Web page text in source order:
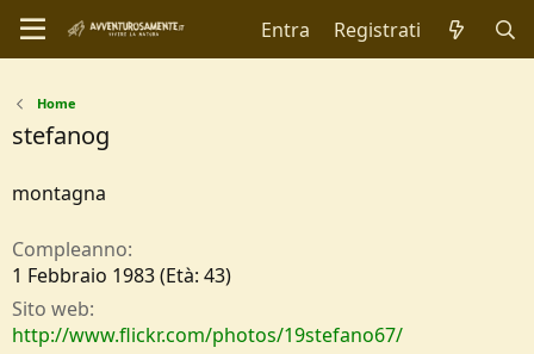
Entra Registrati
Home
stefanog
montagna
Compleanno
1 Febbraio 1983 (Età: 43)
Sito web
http://www.flickr.com/photos/19stefano67/